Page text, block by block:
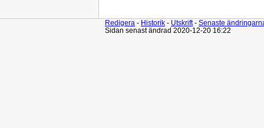
Redigera - Historik - Utskrift- Senaste
Sidan senast ändrad 2020-12-20 16:22